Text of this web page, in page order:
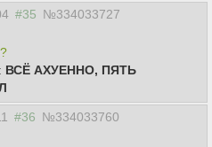
#35 №334033727
ВСЁ АХУЕННО, ПЯТЬ
#36 №334033760